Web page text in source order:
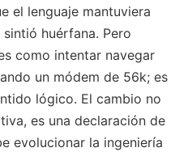
el lenguaje mantuviera
huérfana. Pero
como intentar navegar
un módem de 56k; es
lógico. El cambio no
es una declaración de
evolucionar la ingeniería